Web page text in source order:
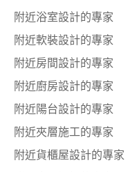
附近浴室設計的專家
附近軟裝設計的專家
附近房間設計的專家
附近廚房設計的專家
附近陽台設計的專家
附近夾層施工的專家
附近貨櫃屋設計的專家